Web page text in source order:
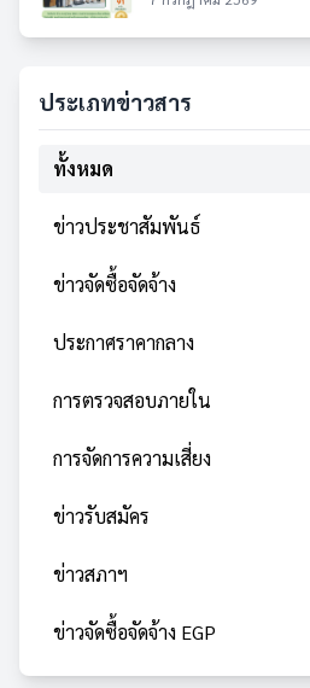
ประเภทข่าวสาร
ทั้งหมด
ข่าวประชาสัมพันธ์
ข่าวจัดซื้อจัดจ้าง
ประกาศราคากลาง
การตรวจสอบภายใน
การจัดการความเสี่ยง
ข่าวรับสมัคร
ข่าวสภาฯ
ข่าวจัดซื้อจัดจ้าง EGP